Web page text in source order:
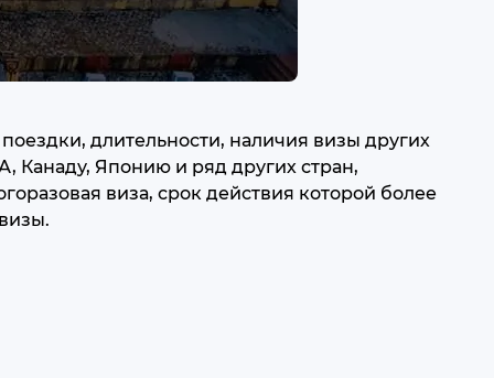
длительности, наличия визы других
Канаду, Японию и ряд других стран,
виза, срок действия которой более